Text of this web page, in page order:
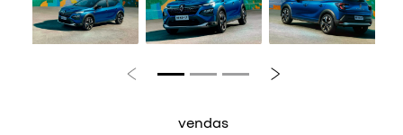
Anterior Próximo
vendas